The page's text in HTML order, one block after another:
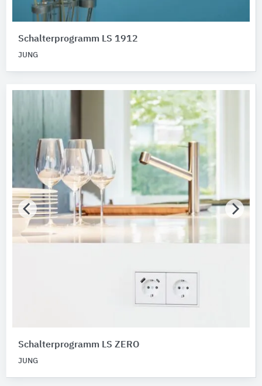
Schalterprogramm LS 1912
JUNG
Schalterprogramm LS ZERO
JUNG